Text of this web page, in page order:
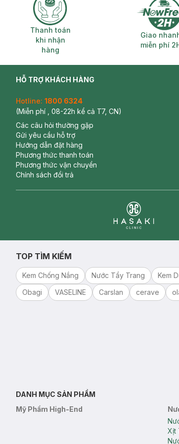
Thanh toán khi nhận hàng
Thanh toán
khi nhận
hàng
Giao
Giao
miễn phí
HỖ TRỢ KHÁCH HÀNG
Hotline: 1800 6324
(Miễn phí , 08-22h kể cả T7, CN)
Các câu hỏi thường gặp
Gửi yêu cầu hỗ trợ
Hướng dẫn đặt hàng
Phương thức thanh toán
Phương thức vận chuyển
Chính sách đổi trả
TOP TÌM KIẾM
Kem Chống Nắng Nước Tẩy Trang Kem
Obagi
VASELINE Carslan cerave
DANH MỤC SẢN PHẨM
Mỹ Phẩm High-End
Xịt